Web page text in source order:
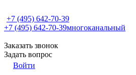
+7 (495) 642-70-39
+7 (495) 642-70-39многоканальный
Заказать звонок
Задать вопрос
Войти